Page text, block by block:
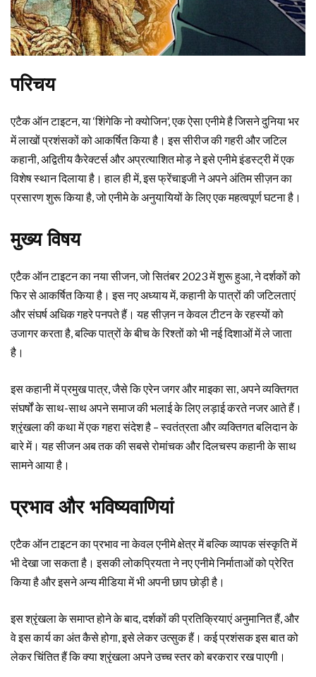
परिचय
एटैक ऑन टाइटन, या ‘शिंगेकि नो क्योजिन’, एक ऐसा एनीमे है जिसने दुनिया भर
में लाखों प्रशंसकों को आकर्षित किया है। इस सीरीज की गहरी और जटिल
कहानी, अद्वितीय कैरेक्टर्स और अप्रत्याशित मोड़ ने इसे एनीमे इंडस्ट्री में एक
विशेष स्थान दिलाया है। हाल ही में, इस फ्रेंचाइजी ने अपने अंतिम सीज़न का
प्रसारण शुरू किया है, जो एनीमे के अनुयायियों के लिए एक महत्वपूर्ण घटना है।
मुख्य विषय
एटैक ऑन टाइटन का नया सीजन, जो सितंबर 2023 में शुरू हुआ, ने दर्शकों को
फिर से आकर्षित किया है। इस नए अध्याय में, कहानी के पात्रों की जटिलताएं
और संघर्ष अधिक गहरे पनपते हैं। यह सीज़न न केवल टीटन के रहस्यों को
उजागर करता है, बल्कि पात्रों के बीच के रिश्तों को भी नई दिशाओं में ले जाता
है।
इस कहानी में प्रमुख पात्र, जैसे कि एरेन जगर और माइका सा, अपने व्यक्तिगत
संघर्षों के साथ-साथ अपने समाज की भलाई के लिए लड़ाई करते नजर आते हैं।
श्रृंखला की कथा में एक गहरा संदेश है – स्वतंत्रता और व्यक्तिगत बलिदान के
बारे में। यह सीजन अब तक की सबसे रोमांचक और दिलचस्प कहानी के साथ
सामने आया है।
प्रभाव और भविष्यवाणियां
एटैक ऑन टाइटन का प्रभाव ना केवल एनीमे क्षेत्र में बल्कि व्यापक संस्कृति में
भी देखा जा सकता है। इसकी लोकप्रियता ने नए एनीमे निर्माताओं को प्रेरित
किया है और इसने अन्य मीडिया में भी अपनी छाप छोड़ी है।
इस श्रृंखला के समाप्त होने के बाद, दर्शकों की प्रतिक्रियाएं अनुमानित हैं, और
वे इस कार्य का अंत कैसे होगा, इसे लेकर उत्सुक हैं। कई प्रशंसक इस बात को
लेकर चिंतित हैं कि क्या श्रृंखला अपने उच्च स्तर को बरकरार रख पाएगी।